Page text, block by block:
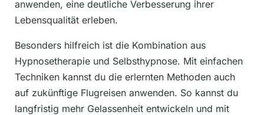
anwenden, eine deutliche Verbesserung ihrer
Lebensqualität erleben.
Besonders hilfreich ist die Kombination aus
Hypnosetherapie und Selbsthypnose. Mit einfachen
Techniken kannst du die erlernten Methoden auch
auf zukünftige Flugreisen anwenden. So kannst du
langfristig mehr Gelassenheit entwickeln und mit